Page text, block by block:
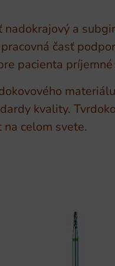
a
časť
pacienta
kvality.
celom svete.